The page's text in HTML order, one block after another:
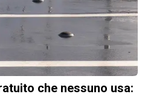
che nessuno usa: